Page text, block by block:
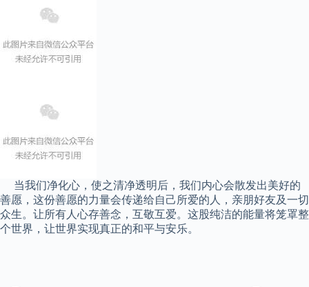
当我们净化心，使之清净透明后，我们内心会散发出美好的
善愿，这份善愿的力量会传递给自己所爱的人，亲朋好友及一切
众生。让所有人心存善念，互敬互爱。这股纯洁的能量将笼罩整
个世界，让世界实现真正的和平与安乐。